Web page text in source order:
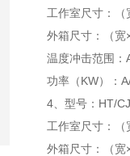
工作室尺寸：
外箱尺寸：（
温度冲击范围
功率（KW）：
4、型号：HT/
工作室尺寸：
外箱尺寸：（